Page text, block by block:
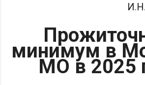
минимум в
МО в 2025